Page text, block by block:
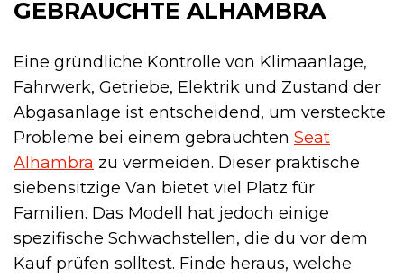
GEBRAUCHTE ALHAMBRA
Eine gründliche Kontrolle von Klimaanlage,
Fahrwerk, Getriebe, Elektrik und Zustand der
Abgasanlage ist entscheidend, um versteckte
Probleme bei einem gebrauchten Seat
Alhambra zu vermeiden. Dieser praktische
siebensitzige Van bietet viel Platz für
Familien. Das Modell hat jedoch einige
spezifische Schwachstellen, die du vor dem
Kauf prüfen solltest. Finde heraus, welche